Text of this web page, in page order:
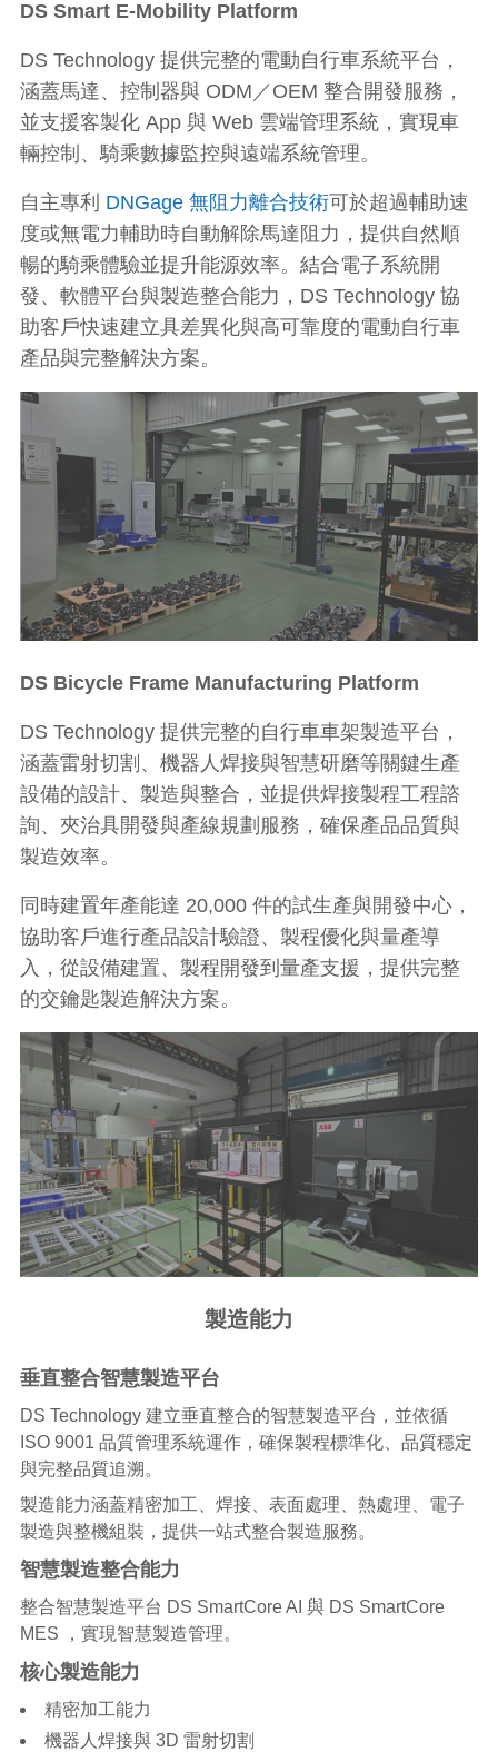
DS Smart E-Mobility Platform
DS Technology 提供完整的電動自行車系統平台，
涵蓋馬達、控制器與 ODM／OEM 整合開發服務，
並支援客製化 App 與 Web 雲端管理系統，實現車
輛控制、騎乘數據監控與遠端系統管理。
自主專利 DNGage 無阻力離合技術可於超過輔助速
度或無電力輔助時自動解除馬達阻力，提供自然順
暢的騎乘體驗並提升能源效率。結合電子系統開
發、軟體平台與製造整合能力，DS Technology 協
助客戶快速建立具差異化與高可靠度的電動自行車
產品與完整解決方案。
DS Bicycle Frame Manufacturing Platform
DS Technology 提供完整的自行車車架製造平台，
涵蓋雷射切割、機器人焊接與智慧研磨等關鍵生產
設備的設計、製造與整合，並提供焊接製程工程諮
詢、夾治具開發與產線規劃服務，確保產品品質與
製造效率。
同時建置年產能達 20,000 件的試生產與開發中心，
協助客戶進行產品設計驗證、製程優化與量產導
入，從設備建置、製程開發到量產支援，提供完整
的交鑰匙製造解決方案。
製造能力
垂直整合智慧製造平台
DS Technology 建立垂直整合的智慧製造平台，並依循
ISO 9001 品質管理系統運作，確保製程標準化、品質穩定
與完整品質追溯。
製造能力涵蓋精密加工、焊接、表面處理、熱處理、電子
製造與整機組裝，提供一站式整合製造服務。
智慧製造整合能力
整合智慧製造平台 DS SmartCore AI 與 DS SmartCore
MES ，實現智慧製造管理。
核心製造能力
精密加工能力
機器人焊接與 3D 雷射切割